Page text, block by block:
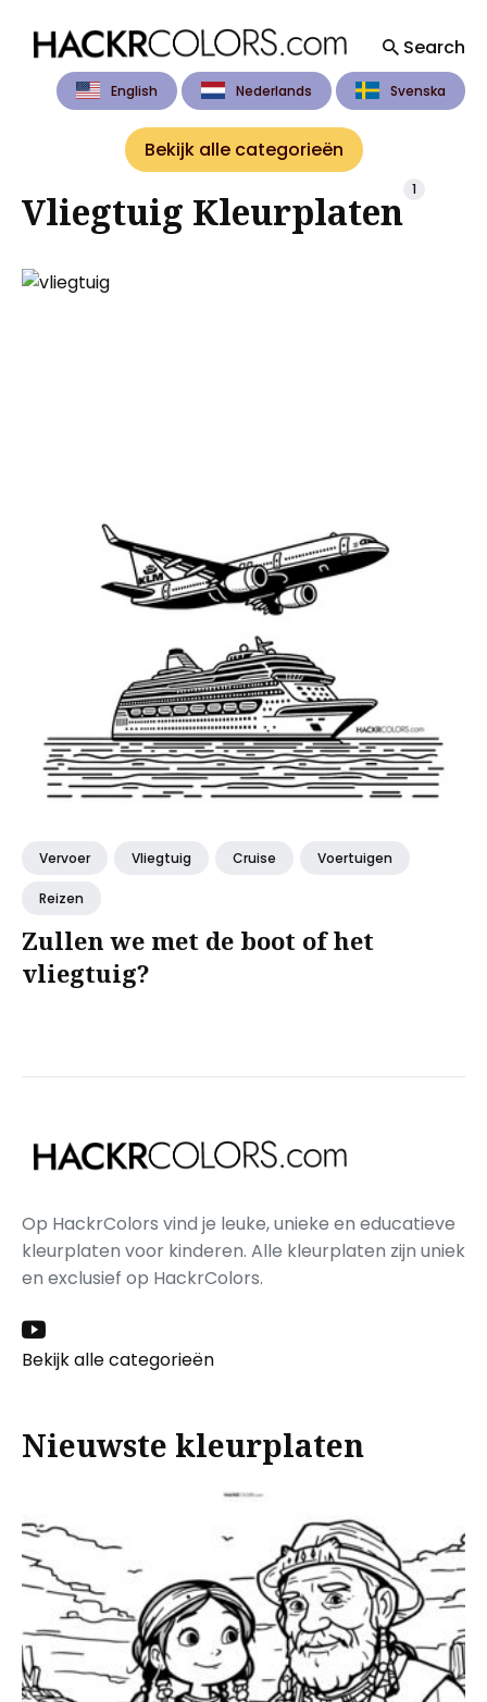
Search
English Nederlands Svenska
Search
Bekijk alle categorieën
Vliegtuig Kleurplaten 1
Vervoer Vliegtuig Cruise Voertuigen
Reizen
Zullen we met de boot of het
vliegtuig?
Op HackrColors vind je leuke, unieke en educatieve
kleurplaten voor kinderen. Alle kleurplaten zijn uniek
en exclusief op HackrColors.
Bekijk alle categorieën
Nieuwste kleurplaten